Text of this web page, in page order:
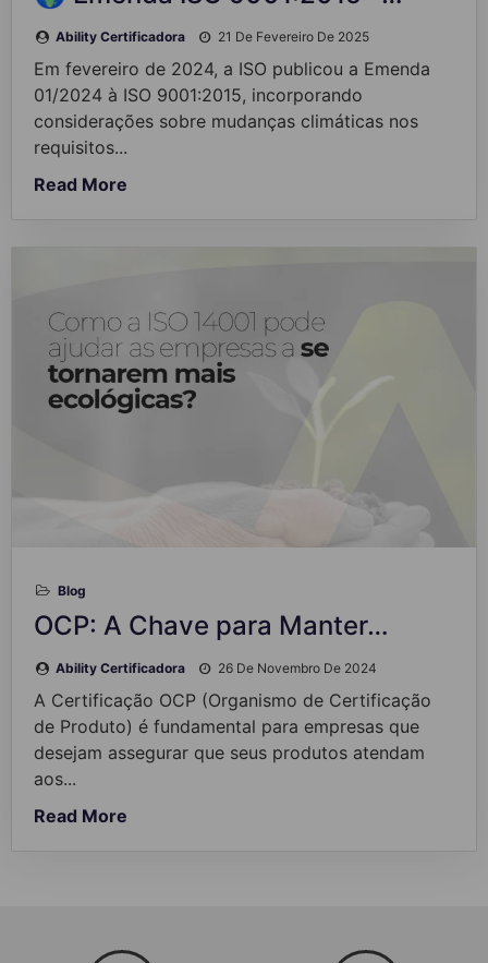
Ability Certificadora 21 De Fevereiro De 2025
Em fevereiro de 2024, a ISO publicou a Emenda
01/2024 à ISO 9001:2015, incorporando
considerações sobre mudanças climáticas nos
requisitos...
Read More
Blog
OCP: A Chave para Manter…
Ability Certificadora 26 De Novembro De 2024
A Certificação OCP (Organismo de Certificação
de Produto) é fundamental para empresas que
desejam assegurar que seus produtos atendam
aos...
Read More